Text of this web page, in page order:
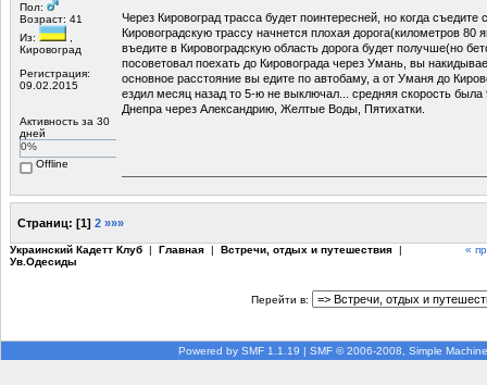
Пол:
Возраст: 41
Из:
,
Кировоград
Регистрация:
09.02.2015
Активность за 30
дней
0%
Offline
Через Кировоград трасса будет поинтересней, но когда съедите
Кировоградскую трассу начнется плохая дорога(километров 80
въедите в Кировоградскую область дорога будет получше(но
посоветовал поехать до Кировограда через Умань, вы
основное расстояние вы едите по автобаму, а от Уманя до
ездил месяц назад то 5-ю не выключал... средняя скорость была
Днепра через Александрию, Желтые Воды, Пятихатки.
Страниц: [1] 2 »»»
Украинский Кадетт Клуб | Главная | Встречи, отдых и путешествия |
Ув.Одесиды
«
Перейти в:
Powered by SMF 1.1.19 | SMF © 2006-2008, Simple